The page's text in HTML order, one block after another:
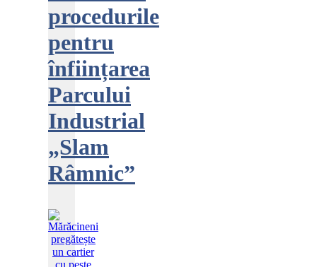
procedurile
pentru
înființarea
Parcului
Industrial
„Slam
Râmnic”